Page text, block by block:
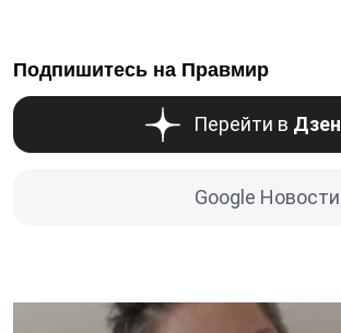
Подпишитесь на Правмир
Перейти в Дзен
Google Новости